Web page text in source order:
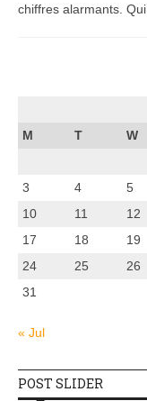
chiffres alarmants. Qui
M
T W
3
4 5
10
11 12
17
18 19
24
25 26
31
« Jul
POST SLIDER